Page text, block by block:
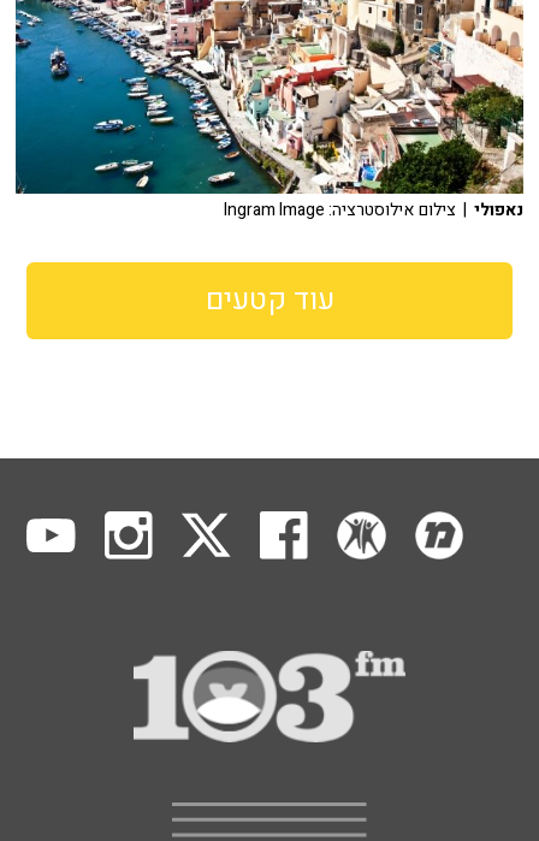
נאפולי | צילום אילוסטרציה: Ingram Image
עוד קטעים